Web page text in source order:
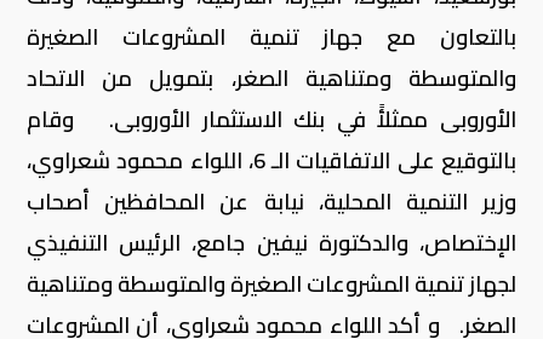
بالتعاون مع جهاز تنمية المشروعات الصغيرة
والمتوسطة ومتناهية الصغر، بتمويل من الاتحاد
الأوروبى ممثلأً في بنك الاستثمار الأوروبى. وقام
بالتوقيع على الاتفاقيات الـ 6، اللواء محمود شعراوي،
وزير التنمية المحلية، نيابة عن المحافظين أصحاب
الإختصاص، والدكتورة نيفين جامع، الرئيس التنفيذي
لجهاز تنمية المشروعات الصغيرة والمتوسطة ومتناهية
الصغر. و أكد اللواء محمود شعراوي، أن المشروعات